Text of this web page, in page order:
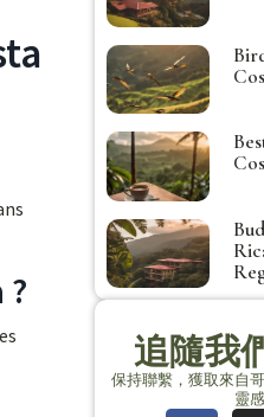
追隨我
保持聯繫，獲取來自
靈感